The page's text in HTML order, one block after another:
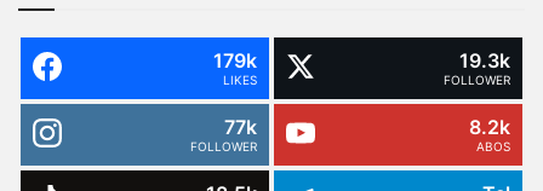
179k
LIKES
19.3k
FOLLOWER
77k
FOLLOWER
8.2k
ABOS